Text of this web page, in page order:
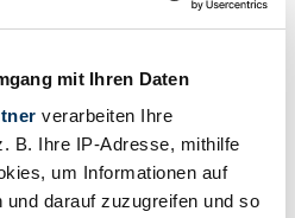
mit Ihren Daten
verarbeiten Ihre
B. Ihre IP-Adresse, mithilfe
um Informationen auf
darauf zuzugreifen und so